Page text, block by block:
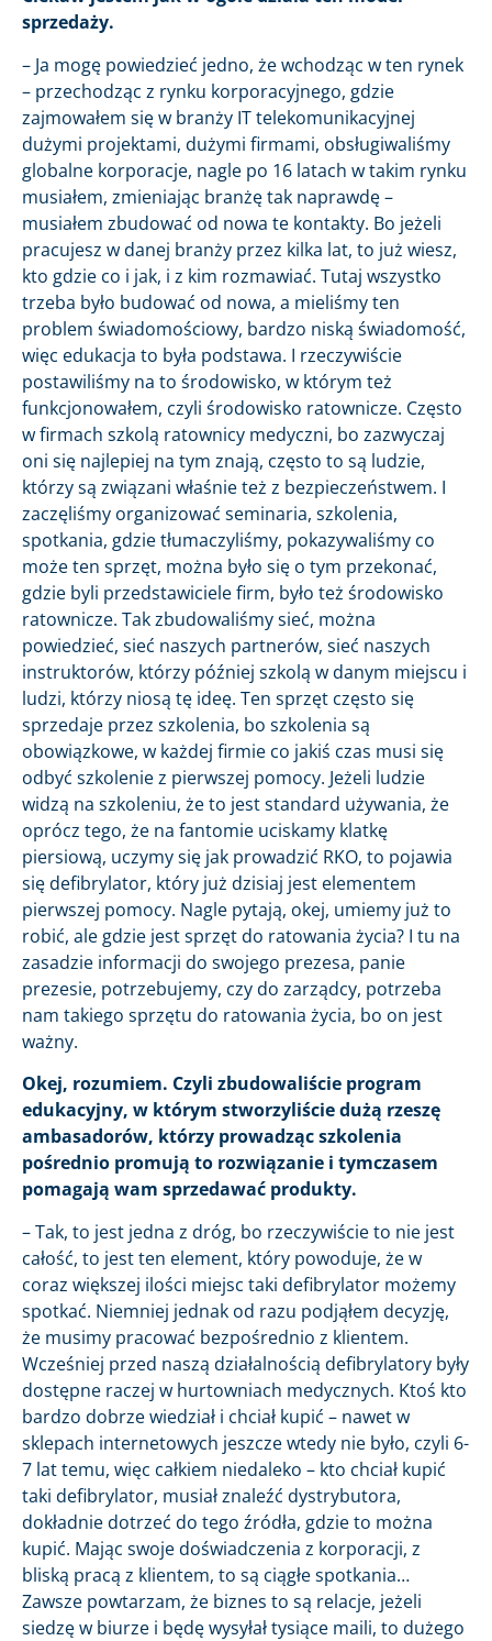
sprzedaży.
– Ja mogę powiedzieć jedno, że wchodząc w ten rynek
– przechodząc z rynku korporacyjnego, gdzie
zajmowałem się w branży IT telekomunikacyjnej
dużymi projektami, dużymi firmami, obsługiwaliśmy
globalne korporacje, nagle po 16 latach w takim rynku
musiałem, zmieniając branżę tak naprawdę –
musiałem zbudować od nowa te kontakty. Bo jeżeli
pracujesz w danej branży przez kilka lat, to już wiesz,
kto gdzie co i jak, i z kim rozmawiać. Tutaj wszystko
trzeba było budować od nowa, a mieliśmy ten
problem świadomościowy, bardzo niską świadomość,
więc edukacja to była podstawa. I rzeczywiście
postawiliśmy na to środowisko, w którym też
funkcjonowałem, czyli środowisko ratownicze. Często
w firmach szkolą ratownicy medyczni, bo zazwyczaj
oni się najlepiej na tym znają, często to są ludzie,
którzy są związani właśnie też z bezpieczeństwem. I
zaczęliśmy organizować seminaria, szkolenia,
spotkania, gdzie tłumaczyliśmy, pokazywaliśmy co
może ten sprzęt, można było się o tym przekonać,
gdzie byli przedstawiciele firm, było też środowisko
ratownicze. Tak zbudowaliśmy sieć, można
powiedzieć, sieć naszych partnerów, sieć naszych
instruktorów, którzy później szkolą w danym miejscu i
ludzi, którzy niosą tę ideę. Ten sprzęt często się
sprzedaje przez szkolenia, bo szkolenia są
obowiązkowe, w każdej firmie co jakiś czas musi się
odbyć szkolenie z pierwszej pomocy. Jeżeli ludzie
widzą na szkoleniu, że to jest standard używania, że
oprócz tego, że na fantomie uciskamy klatkę
piersiową, uczymy się jak prowadzić RKO, to pojawia
się defibrylator, który już dzisiaj jest elementem
pierwszej pomocy. Nagle pytają, okej, umiemy już to
robić, ale gdzie jest sprzęt do ratowania życia? I tu na
zasadzie informacji do swojego prezesa, panie
prezesie, potrzebujemy, czy do zarządcy, potrzeba
nam takiego sprzętu do ratowania życia, bo on jest
ważny.
Okej, rozumiem. Czyli zbudowaliście program
edukacyjny, w którym stworzyliście dużą rzeszę
ambasadorów, którzy prowadząc szkolenia
pośrednio promują to rozwiązanie i tymczasem
pomagają wam sprzedawać produkty.
– Tak, to jest jedna z dróg, bo rzeczywiście to nie jest
całość, to jest ten element, który powoduje, że w
coraz większej ilości miejsc taki defibrylator możemy
spotkać. Niemniej jednak od razu podjąłem decyzję,
że musimy pracować bezpośrednio z klientem.
Wcześniej przed naszą działalnością defibrylatory były
dostępne raczej w hurtowniach medycznych. Ktoś kto
bardzo dobrze wiedział i chciał kupić – nawet w
sklepach internetowych jeszcze wtedy nie było, czyli 6-
7 lat temu, więc całkiem niedaleko – kto chciał kupić
taki defibrylator, musiał znaleźć dystrybutora,
dokładnie dotrzeć do tego źródła, gdzie to można
kupić. Mając swoje doświadczenia z korporacji, z
bliską pracą z klientem, to są ciągłe spotkania…
Zawsze powtarzam, że biznes to są relacje, jeżeli
siedzę w biurze i będę wysyłał tysiące maili, to dużego